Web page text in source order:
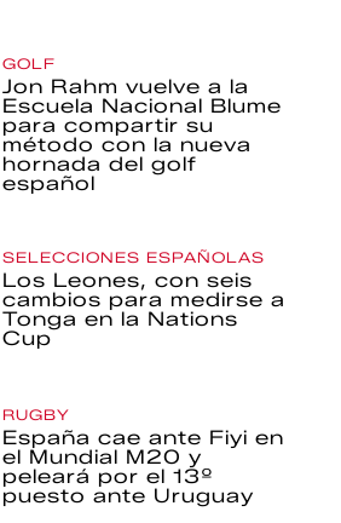
GOLF
Jon Rahm vuelve a la
Escuela Nacional Blume
para compartir su
método con la nueva
hornada del golf
español
SELECCIONES ESPAÑOLAS
Los Leones, con seis
cambios para medirse a
Tonga en la Nations
Cup
RUGBY
España cae ante Fiyi en
el Mundial M20 y
peleará por el 13º
puesto ante Uruguay